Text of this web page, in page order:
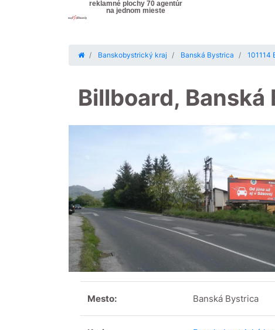
reklamné plochy 70 agentúr
na jednom mieste
Banskobystrický kraj Banská Bystrica 101114
Billboard, Banská
Mesto: Banská Bystrica